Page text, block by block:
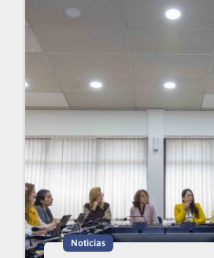
Noticias